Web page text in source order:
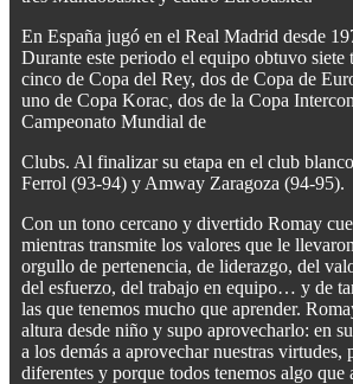
En España jugó en el Real Madrid desde
Durante este periodo el equipo obtuvo
cinco de Copa del Rey, dos de Copa de
uno de Copa Korac, dos de la Copa
Campeonato Mundial de
Clubs. Al finalizar su etapa en el club
Ferrol (93-94) y Amway Zaragoza (94-95).
Con un tono cercano y divertido Romay
mientras transmite los valores que le
orgullo de pertenencia, de liderazgo, del
del esfuerzo, del trabajo en equipo… y de
las que tenemos mucho que aprender.
altura desde niño y supo aprovecharlo: en
a los demás a aprovechar nuestras virtudes,
diferentes y porque todos tenemos algo que